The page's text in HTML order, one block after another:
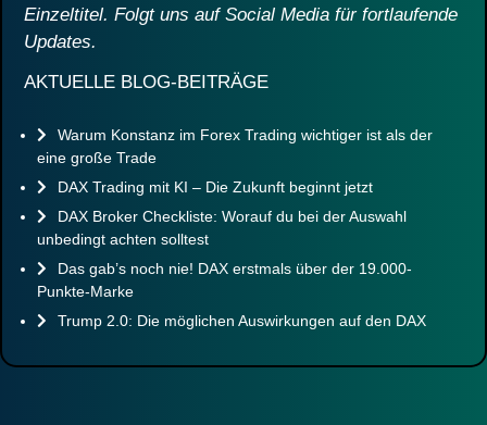
Einzeltitel. Folgt uns auf Social Media für fortlaufende
Updates.
AKTUELLE BLOG-BEITRÄGE
Warum Konstanz im Forex Trading wichtiger ist als der
eine große Trade
DAX Trading mit KI – Die Zukunft beginnt jetzt
DAX Broker Checkliste: Worauf du bei der Auswahl
unbedingt achten solltest
Das gab’s noch nie! DAX erstmals über der 19.000-
Punkte-Marke
Trump 2.0: Die möglichen Auswirkungen auf den DAX